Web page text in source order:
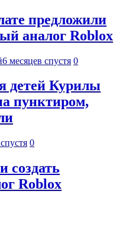
предложили
аналог Roblox
6 месяцев спустя 0
детей Курилы
пунктиром,
0
создать
Roblox